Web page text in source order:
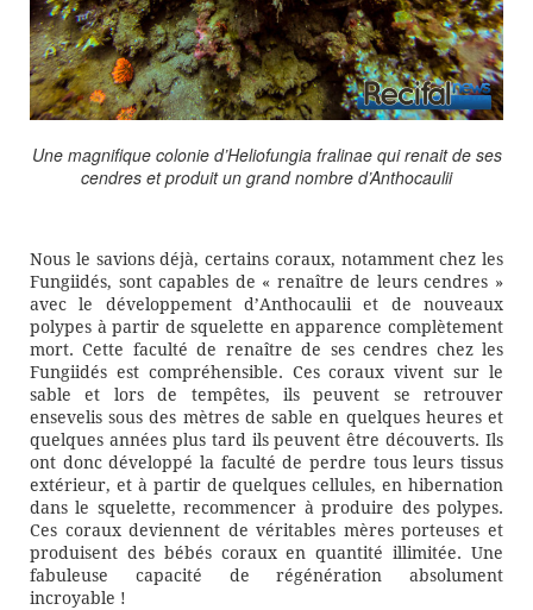
Une magnifique colonie d’Heliofungia fralinae qui renait de ses
cendres et produit un grand nombre d’Anthocaulii
Nous le savions déjà, certains coraux, notamment chez les
Fungiidés, sont capables de « renaître de leurs cendres »
avec le développement d’Anthocaulii et de nouveaux
polypes à partir de squelette en apparence complètement
mort. Cette faculté de renaître de ses cendres chez les
Fungiidés est compréhensible. Ces coraux vivent sur le
sable et lors de tempêtes, ils peuvent se retrouver
ensevelis sous des mètres de sable en quelques heures et
quelques années plus tard ils peuvent être découverts. Ils
ont donc développé la faculté de perdre tous leurs tissus
extérieur, et à partir de quelques cellules, en hibernation
dans le squelette, recommencer à produire des polypes.
Ces coraux deviennent de véritables mères porteuses et
produisent des bébés coraux en quantité illimitée. Une
fabuleuse capacité de régénération absolument
incroyable !